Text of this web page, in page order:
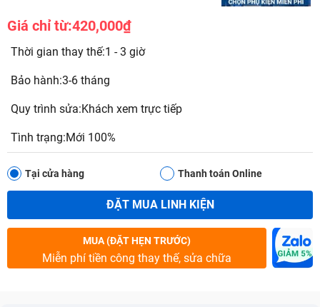
Giá chỉ từ:420,000₫
Thời gian thay thế:1 - 3 giờ
Bảo hành:3-6 tháng
Quy trình sửa:Khách xem trực tiếp
Tình trạng:Mới 100%
Tại cửa hàng Thanh toán Online
ĐẶT MUA LINH KIỆN
MUA (ĐẶT HẸN TRƯỚC)
Miễn phí tiền công thay thế, sửa chữa